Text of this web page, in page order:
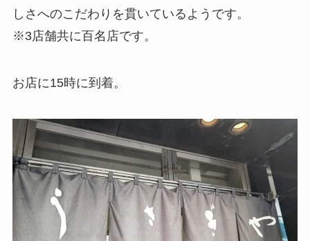
しさへのこだわりを貫いているようです。
※3店舗共に百名店です。
お店に15時に到着。